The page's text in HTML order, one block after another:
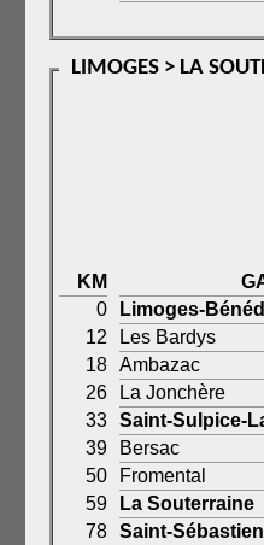
LIMOGES > LA
KM
0
Limoges-
12
Les Bardys
18 Ambazac
26
La Jonchère
33 Saint-Sulpice-
39
Bersac
50
Fromental
59
La Souterraine
78 Saint-Sébastien